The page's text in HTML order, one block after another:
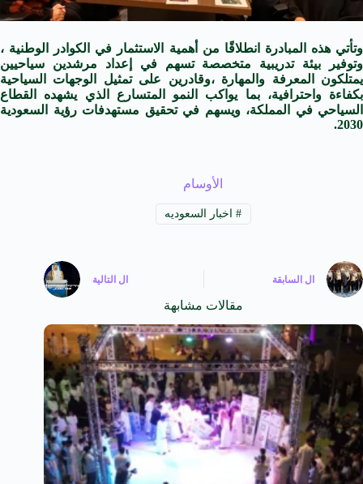
وتأتي هذه المبادرة انطلاقًا من أهمية الاستثمار في الكوادر الوطنية ،
وتوفير بيئة تدريبية متخصصة تسهم في إعداد مرشدين سياحيين
يمتلكون المعرفة والمهارة ،وقادرين على تمثيل الوجهات السياحية
بكفاءة واحترافية، بما يواكب النمو المتسارع الذي يشهده القطاع
السياحي في المملكة، ويسهم في تحقيق مستهدفات رؤية السعودية
2030.
الأوسام
#اخبار السعوديه
ال السابقة ال التالية
مقالات مشابهة